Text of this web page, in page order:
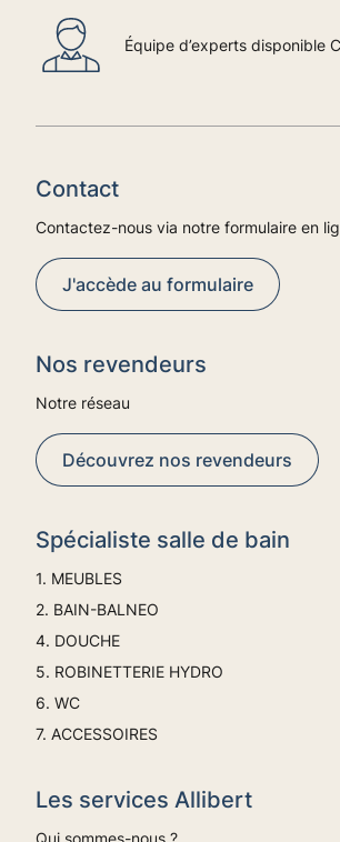
Équipe d’experts disponible
Contact
Contactez-nous via notre formulaire en
J'accède au formulaire
Nos revendeurs
Notre réseau
Découvrez nos revendeurs
Spécialiste salle de bain
1. MEUBLES
2. BAIN-BALNEO
4. DOUCHE
5. ROBINETTERIE HYDRO
6. WC
7. ACCESSOIRES
Les services Allibert
Qui sommes-nous ?